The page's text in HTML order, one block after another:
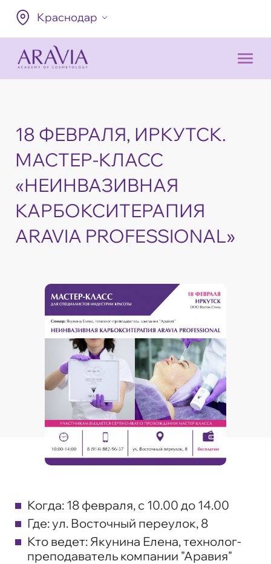
Краснодар
18 ФЕВРАЛЯ, ИРКУТСК.
МАСТЕР-КЛАСС
«НЕИНВАЗИВНАЯ
КАРБОКСИТЕРАПИЯ
ARAVIA PROFESSIONAL»
Когда: 18 февраля, с 10.00 до 14.00
Где: ул. Восточный переулок, 8
Кто ведет: Якунина Елена, технолог-
преподаватель компании "Аравия"